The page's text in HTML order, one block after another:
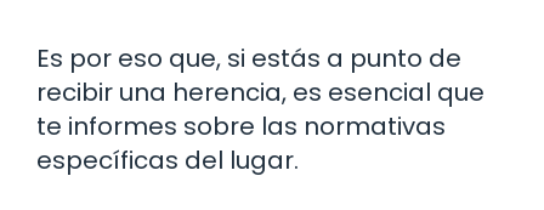
Es por eso que, si estás a punto de
recibir una herencia, es esencial que
te informes sobre las normativas
específicas del lugar.